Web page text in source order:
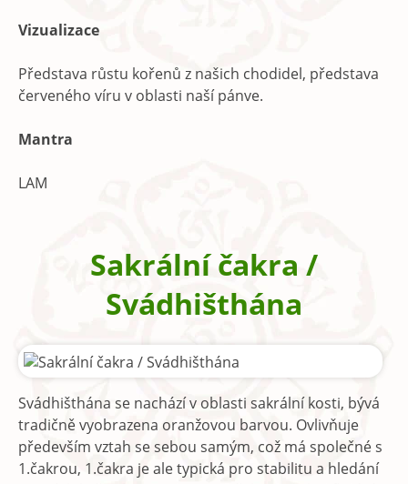
Vizualizace
Představa růstu kořenů z našich chodidel, představa
červeného víru v oblasti naší pánve.
Mantra
LAM
Sakrální čakra /
Svádhišthána
Svádhišthána se nachází v oblasti sakrální kosti, bývá
tradičně vyobrazena oranžovou barvou. Ovlivňuje
především vztah se sebou samým, což má společné s
1.čakrou, 1.čakra je ale typická pro stabilitu a hledání